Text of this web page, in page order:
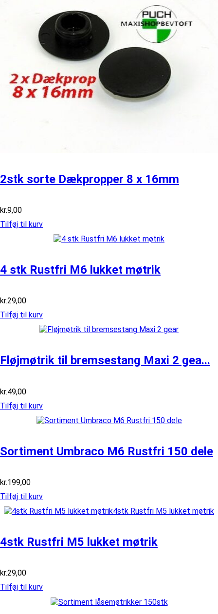
2stk sorte Dækpropper 8 x 16mm
kr.9,00
Tilføj til kurv
4 stk Rustfri M6 lukket møtrik
kr.29,00
Tilføj til kurv
Fløjmøtrik til bremsestang Maxi 2 gea...
kr.49,00
Tilføj til kurv
Sortiment Umbraco M6 Rustfri 150 dele
kr.199,00
Tilføj til kurv
4stk Rustfri M5 lukket møtrik
kr.29,00
Tilføj til kurv